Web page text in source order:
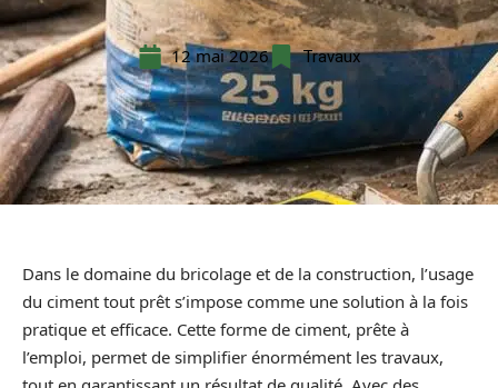
12 mai 2026 Travaux
Dans le domaine du bricolage et de la construction, l’usage
du ciment tout prêt s’impose comme une solution à la fois
pratique et efficace. Cette forme de ciment, prête à
l’emploi, permet de simplifier énormément les travaux,